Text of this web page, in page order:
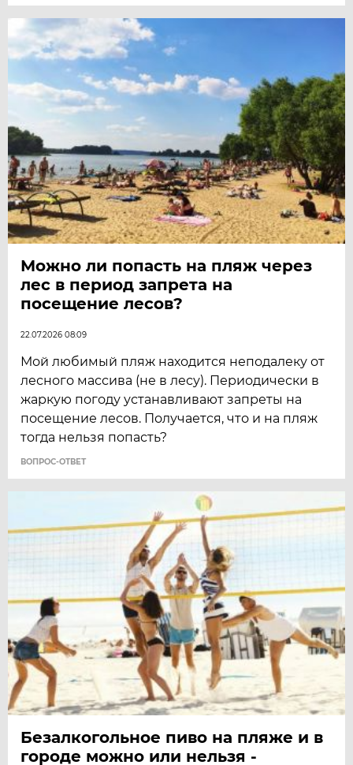
Можно ли попасть на пляж через
лес в период запрета на
посещение лесов?
22.07.2026 08:09
Мой любимый пляж находится неподалеку от
лесного массива (не в лесу). Периодически в
жаркую погоду устанавливают запреты на
посещение лесов. Получается, что и на пляж
тогда нельзя попасть?
ВОПРОС-ОТВЕТ
Безалкогольное пиво на пляже и в
городе можно или нельзя -